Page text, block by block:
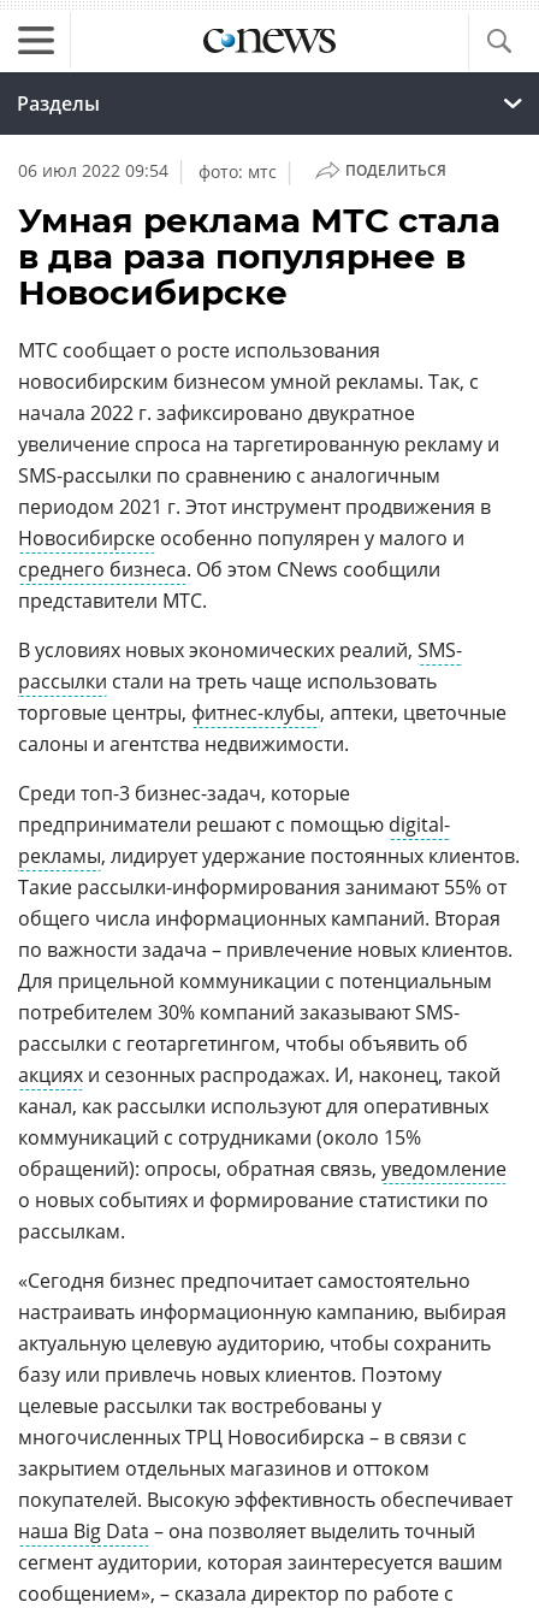
Разделы
06 июл 2022 09:54 | фото: мтс | ПОДЕЛИТЬСЯ
Умная реклама МТС стала
в два раза популярнее в
Новосибирске
МТС сообщает о росте использования
новосибирским бизнесом умной рекламы. Так, с
начала 2022 г. зафиксировано двукратное
увеличение спроса на таргетированную рекламу и
SMS-рассылки по сравнению с аналогичным
периодом 2021 г. Этот инструмент продвижения в
Новосибирске особенно популярен у малого и
среднего бизнеса. Об этом CNews сообщили
представители МТС.
В условиях новых экономических реалий, SMS-
рассылки стали на треть чаще использовать
торговые центры, фитнес-клубы, аптеки, цветочные
салоны и агентства недвижимости.
Среди топ-3 бизнес-задач, которые
предприниматели решают с помощью digital-
рекламы, лидирует удержание постоянных клиентов.
Такие рассылки-информирования занимают 55% от
общего числа информационных кампаний. Вторая
по важности задача – привлечение новых клиентов.
Для прицельной коммуникации с потенциальным
потребителем 30% компаний заказывают SMS-
рассылки с геотаргетингом, чтобы объявить об
акциях и сезонных распродажах. И, наконец, такой
канал, как рассылки используют для оперативных
коммуникаций с сотрудниками (около 15%
обращений): опросы, обратная связь, уведомление
о новых событиях и формирование статистики по
рассылкам.
«Сегодня бизнес предпочитает самостоятельно
настраивать информационную кампанию, выбирая
актуальную целевую аудиторию, чтобы сохранить
базу или привлечь новых клиентов. Поэтому
целевые рассылки так востребованы у
многочисленных ТРЦ Новосибирска – в связи с
закрытием отдельных магазинов и оттоком
покупателей. Высокую эффективность обеспечивает
наша Big Data – она позволяет выделить точный
сегмент аудитории, которая заинтересуется вашим
сообщением», – сказала директор по работе с